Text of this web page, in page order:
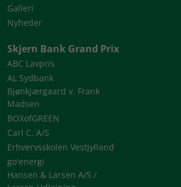
Galleri
Nyheder
Skjern Bank Grand Prix
ABC Lavpris
AL Sydbank
Bjønkjærgaard v. Frank
Madsen
BOXofGREEN
Carl C. A/S
Erhvervsskolen Vestjylland
go'energi
Hansen & Larsen A/S /